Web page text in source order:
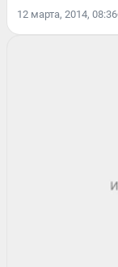
12 марта, 2014, 08:36